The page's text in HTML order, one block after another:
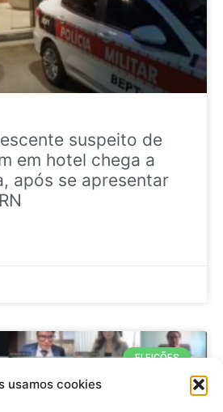
usamos cookies
suspeito de
em hotel chega a
após se apresentar
ELEIÇÕES